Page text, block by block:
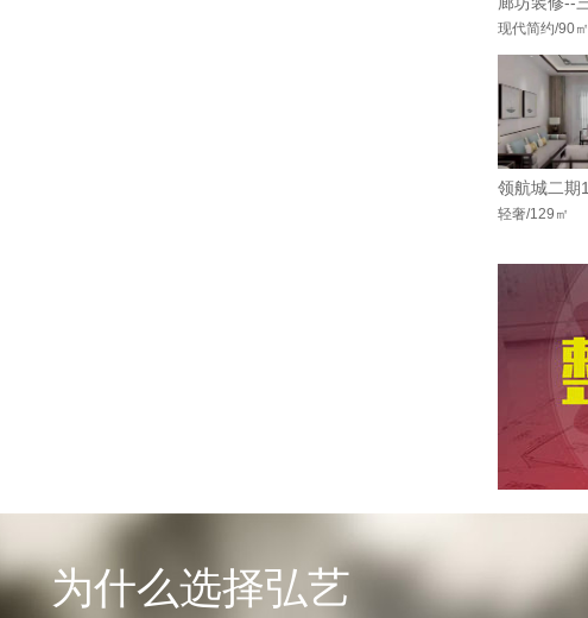
现代简约/90㎡
轻奢/129㎡
为什么选择弘艺